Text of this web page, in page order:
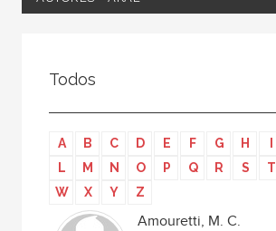
Editor
Editora
Todos
A B C D E F G H
L
M N O P Q R S T
W
X Y Z
Amouretti, M. C.